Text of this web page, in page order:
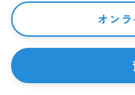
オン